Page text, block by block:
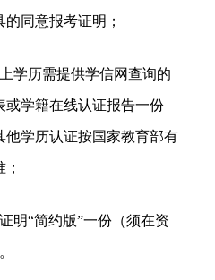
同意报考证明；
学历需提供学信网查询的
或学籍在线认证报告一份
他学历认证按国家教育部有
明“简约版”一份（须在资